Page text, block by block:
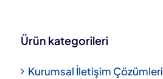
Ürün kategorileri
Kurumsal İletişim Çözümleri